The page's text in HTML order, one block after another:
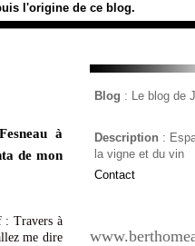
l'origine de ce blog.
à
de mon
: Travers à
me dire
Blog : Le blog de
Description :
la vigne et du vin
Contact